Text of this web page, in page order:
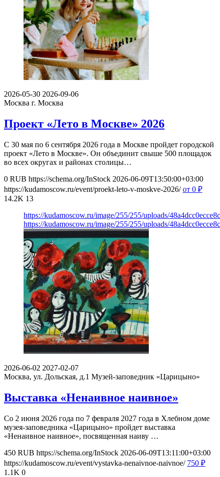
2026-05-30 2026-09-06
Москва г. Москва
Проект «Лето в Москве» 2026
С 30 мая по 6 сентября 2026 года в Москве пройдет городской
проект «Лето в Москве». Он объединит свыше 500 площадок
во всех округах и районах столицы…
0 RUB https://schema.org/InStock 2026-06-09T13:50:00+03:00
https://kudamoscow.ru/event/proekt-leto-v-moskve-2026/ от 0 ₽
14.2K 13
https://kudamoscow.ru/image/255/255/uploads/
https://kudamoscow.ru/image/255/255/uploads/
2026-06-02 2027-02-07
Москва, ул. Дольская, д.1 Музей-заповедник «Царицыно»
Выставка «Ненаивное наивное»
Со 2 июня 2026 года по 7 февраля 2027 года в Хлебном доме
музея-заповедника «Царицыно» пройдет выставка
«Ненаивное наивное», посвященная наиву …
450 RUB https://schema.org/InStock 2026-06-09T13:11:00+03:00
https://kudamoscow.ru/event/vystavka-nenaivnoe-naivnoe/ 750 ₽
1.1K 0